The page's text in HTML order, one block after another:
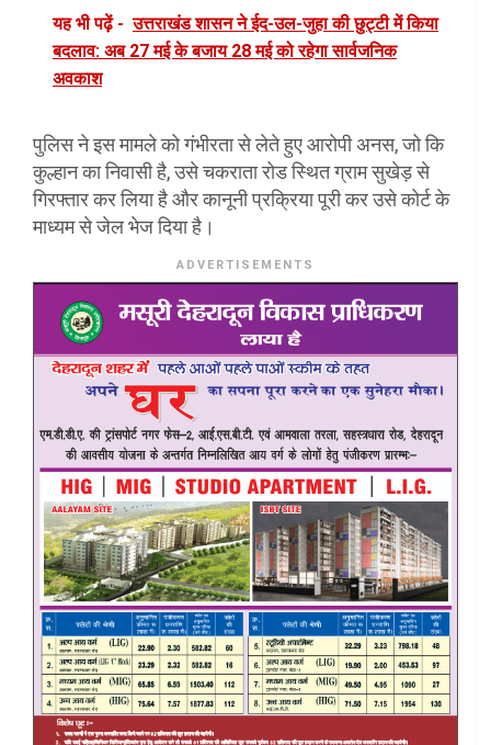
यह भी पढ़ें - उत्तराखंड शासन ने ईद-उल-जुहा की छुट्टी में किया
बदलाव: अब 27 मई के बजाय 28 मई को रहेगा सार्वजनिक
अवकाश
पुलिस ने इस मामले को गंभीरता से लेते हुए आरोपी अनस, जो कि
कुल्हान का निवासी है, उसे चकराता रोड स्थित ग्राम सुखेड़ से
गिरफ्तार कर लिया है और कानूनी प्रक्रिया पूरी कर उसे कोर्ट के
माध्यम से जेल भेज दिया है।
ADVERTISEMENTS